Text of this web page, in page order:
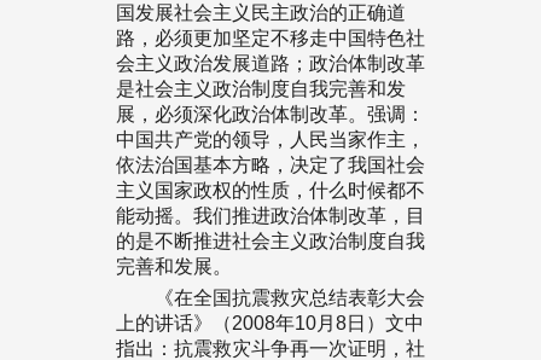
国发展社会主义民主政治的正确道
路，必须更加坚定不移走中国特色社
会主义政治发展道路；政治体制改革
是社会主义政治制度自我完善和发
展，必须深化政治体制改革。强调：
中国共产党的领导，人民当家作主，
依法治国基本方略，决定了我国社会
主义国家政权的性质，什么时候都不
能动摇。我们推进政治体制改革，目
的是不断推进社会主义政治制度自我
完善和发展。
《在全国抗震救灾总结表彰大会
上的讲话》（2008年10月8日）文中
指出：抗震救灾斗争再一次证明，社